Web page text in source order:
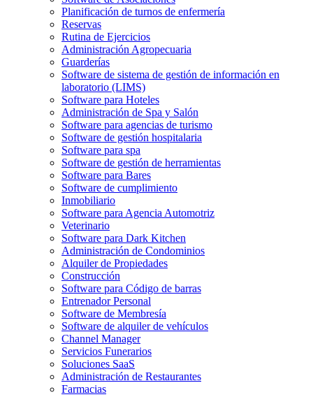
Planificación de turnos de enfermería
Reservas
Rutina de Ejercicios
Administración Agropecuaria
Guarderías
Software de sistema de gestión de información en
laboratorio (LIMS)
Software para Hoteles
Administración de Spa y Salón
Software para agencias de turismo
Software de gestión hospitalaria
Software para spa
Software de gestión de herramientas
Software para Bares
Software de cumplimiento
Inmobiliario
Software para Agencia Automotriz
Veterinario
Software para Dark Kitchen
Administración de Condominios
Alquiler de Propiedades
Construcción
Software para Código de barras
Entrenador Personal
Software de Membresía
Software de alquiler de vehículos
Channel Manager
Servicios Funerarios
Soluciones SaaS
Administración de Restaurantes
Farmacias